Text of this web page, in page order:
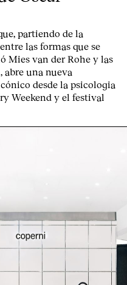
partiendo de la
las formas que se
Mies van der Rohe y las
abre una nueva
desde la psicologia
Weekend y el festival